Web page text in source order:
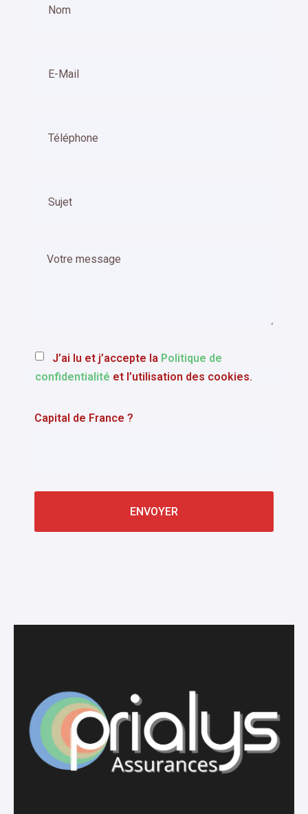
J’ai lu et j’accepte la Politique de
confidentialité et l’utilisation des cookies.
Capital de France ?